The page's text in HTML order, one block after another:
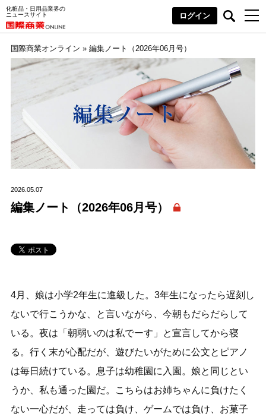
化粧品・日用品業界の
ニュースサイト
ログイン
国際商業オンライン » 編集ノート（2026年06月号）
2026.05.07
編集ノート（2026年06月号）
4月、娘は小学2年生に進級した。3年生になったら遅刻し
ないで行こうかな、と言いながら、今朝もだらだらして
いる。夜は「朝弱いのは私でーす」と宣言してから寝
る。行く末が心配だが、遊びたいがために公文とピアノ
は毎日続けている。息子は幼稚園に入園。娘と同じとい
うか、私も通った園だ。こちらはお姉ちゃんに負けたく
ない一心だが、走っては負け、ゲームでは負け、お菓子